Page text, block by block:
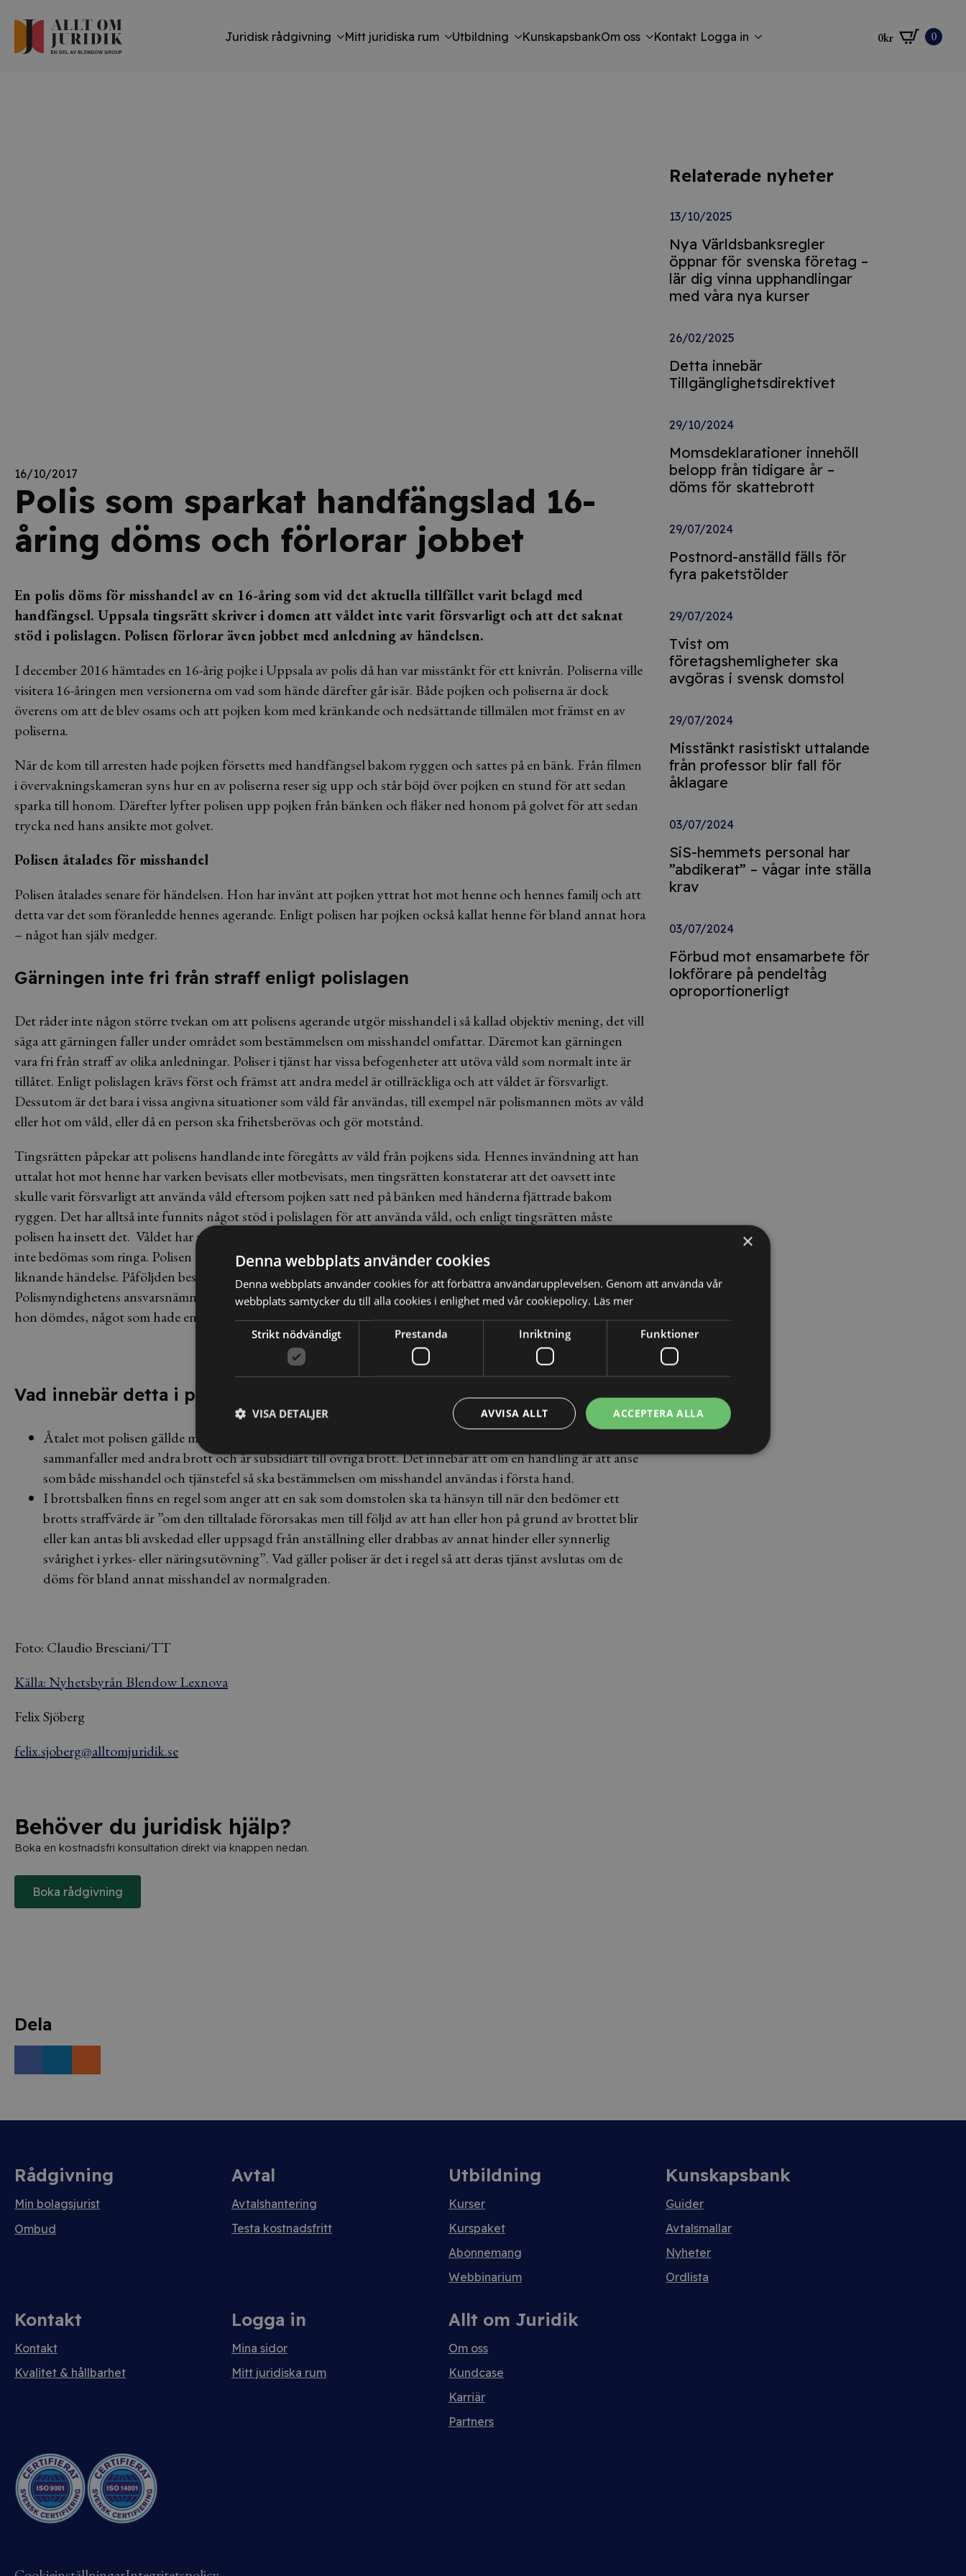
Juridisk rådgivning Mitt juridiska rum Utbildning KunskapsbankOm oss Kontakt Logga in 0kr 0
16/10/2017
Polis som sparkat handfängslad 16-
åring döms och förlorar jobbet
En polis döms för misshandel av en 16-åring som vid det aktuella tillfället varit belagd med
handfängsel. Uppsala tingsrätt skriver i domen att våldet inte varit försvarligt och att det saknat
stöd i polislagen. Polisen förlorar även jobbet med anledning av händelsen.
I december 2016 hämtades en 16-årig pojke i Uppsala av polis då han var misstänkt för ett knivrån. Poliserna ville
visitera 16-åringen men versionerna om vad som hände därefter går isär. Både pojken och poliserna är dock
överens om att de blev osams och att pojken kom med kränkande och nedsättande tillmälen mot främst en av
poliserna.
När de kom till arresten hade pojken försetts med handfängsel bakom ryggen och sattes på en bänk. Från filmen
i övervakningskameran syns hur en av poliserna reser sig upp och står böjd över pojken en stund för att sedan
sparka till honom. Därefter lyfter polisen upp pojken från bänken och fläker ned honom på golvet för att sedan
trycka ned hans ansikte mot golvet.
Polisen åtalades för misshandel
Polisen åtalades senare för händelsen. Hon har invänt att pojken yttrat hot mot henne och hennes familj och att
detta var det som föranledde hennes agerande. Enligt polisen har pojken också kallat henne för bland annat hora
– något han själv medger.
Gärningen inte fri från straff enligt polislagen
Det råder inte någon större tvekan om att polisens agerande utgör misshandel i så kallad objektiv mening, det vill
säga att gärningen faller under området som bestämmelsen om misshandel omfattar. Däremot kan gärningen
vara fri från straff av olika anledningar. Poliser i tjänst har vissa befogenheter att utöva våld som normalt inte är
tillåtet. Enligt polislagen krävs först och främst att andra medel är otillräckliga och att våldet är försvarligt.
Dessutom är det bara i vissa angivna situationer som våld får användas, till exempel när polismannen möts av våld
eller hot om våld, eller då en person ska frihetsberövas och gör motstånd.
Tingsrätten påpekar att polisens handlande inte föregåtts av våld från pojkens sida. Hennes invändning att han
uttalat hot mot henne har varken bevisats eller motbevisats, men tingsrätten konstaterar att det oavsett inte
skulle varit försvarligt att använda våld eftersom pojken satt ned på bänken med händerna fjättrade bakom
ryggen. Det har alltså inte funnits något stöd i polislagen för att använda våld, och enligt tingsrätten måste
polisen ha insett det. Våldet har riktats sig mot en person som har varit ”helt försvarslös” och brottet kan därför
inte bedömas som ringa. Polisen döms därför för misshandel. Hon döms samtidigt för ofredande för en annan
liknande händelse. Påföljden bestäms till villkorlig dom och dagsböter på totalt 15 600 kronor.
Polismyndighetens ansvarsnämnd hade i målet uttalat att hon skulle komma att skiljas från sin anställning om
hon dömdes, något som hade en mildrande effekt på påföljden.
Vad innebär detta i praktiken?
Åtalet mot polisen gällde misshandel och inte tjänstefel. Anledningen till det är att tjänstefel ofta
sammanfaller med andra brott och är subsidiärt till övriga brott. Det innebär att om en handling är att anse
som både misshandel och tjänstefel så ska bestämmelsen om misshandel användas i första hand.
I brottsbalken finns en regel som anger att en sak som domstolen ska ta hänsyn till när den bedömer ett
brotts straffvärde är ”om den tilltalade förorsakas men till följd av att han eller hon på grund av brottet blir
eller kan antas bli avskedad eller uppsagd från anställning eller drabbas av annat hinder eller synnerlig
svårighet i yrkes- eller näringsutövning”. Vad gäller poliser är det i regel så att deras tjänst avslutas om de
döms för bland annat misshandel av normalgraden.
Foto: Claudio Bresciani/TT
Källa: Nyhetsbyrån Blendow Lexnova
Felix Sjöberg
felix.sjoberg@alltomjuridik.se
Behöver du juridisk hjälp?
Boka en kostnadsfri konsultation direkt via knappen nedan.
Boka rådgivning
Dela
Relaterade nyheter
13/10/2025
Nya Världsbanksregler
öppnar för svenska företag –
lär dig vinna upphandlingar
med våra nya kurser
26/02/2025
Detta innebär
Tillgänglighetsdirektivet
29/10/2024
Momsdeklarationer innehöll
belopp från tidigare år –
döms för skattebrott
29/07/2024
Postnord-anställd fälls för
fyra paketstölder
29/07/2024
Tvist om
företagshemligheter ska
avgöras i svensk domstol
29/07/2024
Misstänkt rasistiskt uttalande
från professor blir fall för
åklagare
03/07/2024
SiS-hemmets personal har
”abdikerat” – vågar inte ställa
krav
03/07/2024
Förbud mot ensamarbete för
lokförare på pendeltåg
oproportionerligt
Rådgivning
Min bolagsjurist
Ombud
Avtal
Avtalshantering
Testa kostnadsfritt
Utbildning
Kurser
Kurspaket
Abonnemang
Webbinarium
Kunskapsbank
Guider
Avtalsmallar
Nyheter
Ordlista
Kontakt
Kontakt
Kvalitet & hållbarhet
Logga in
Mina sidor
Mitt juridiska rum
Allt om Juridik
Om oss
Kundcase
Karriär
Partners
×
Denna webbplats använder cookies
Denna webbplats använder cookies för att förbättra användarupplevelsen. Genom att använda vår
webbplats samtycker du till alla cookies i enlighet med vår cookiepolicy. Läs mer
Strikt nödvändigt Prestanda Inriktning Funktioner
ACCEPTERA ALLA
AVVISA ALLT
VISA DETALJER